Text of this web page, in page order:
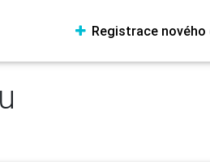
Registrace nového